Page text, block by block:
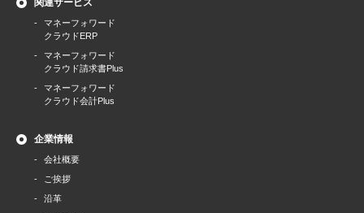
関連サービス
マネーフォワード
クラウドERP
マネーフォワード
クラウド請求書Plus
マネーフォワード
クラウド会計Plus
企業情報
会社概要
ご挨拶
沿革